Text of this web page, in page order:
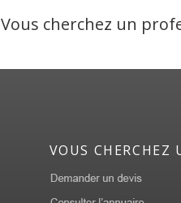
Vous cherchez un
VOUS CHERCHEZ